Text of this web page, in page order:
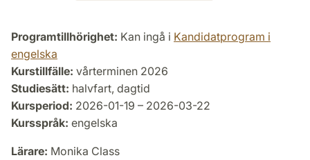
Programtillhörighet: Kan ingå i Kandidatprogram i
engelska
Kurstillfälle: vårterminen 2026
Studiesätt: halvfart, dagtid
Kursperiod: 2026-01-19 – 2026-03-22
Kursspråk: engelska
Lärare: Monika Class